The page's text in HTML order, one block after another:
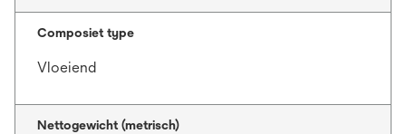
Composiet type
Vloeiend
Nettogewicht (metrisch)